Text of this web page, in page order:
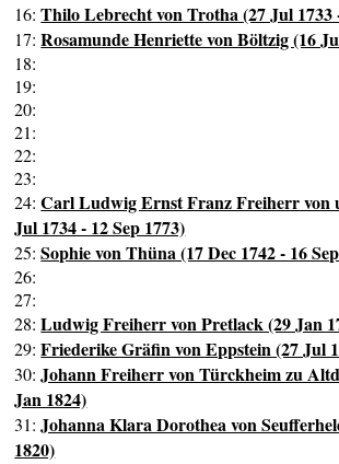
16:Thilo Lebrecht von Trotha (27 Jul 1733
17:Rosamunde Henriette von Böltzig (16
18:
19:
20:
21:
22:
23:
24:Carl Ludwig Ernst Franz Freiherr von
Jul 1734 - 12 Sep 1773)
25:Sophie von Thüna (17 Dec 1742 - 16
26:
27:
28:Ludwig Freiherr von Pretlack (29 Jan
29:Friederike Gräfin von Eppstein (27 Jul
30:Johann Freiherr von Türckheim zu
Jan 1824)
31:Johanna Klara Dorothea von
1820)